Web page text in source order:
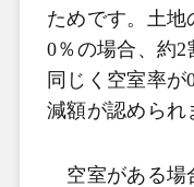
ためです。土
0％の場合、約2
同じく空室率
減額が認められ
空室がある場